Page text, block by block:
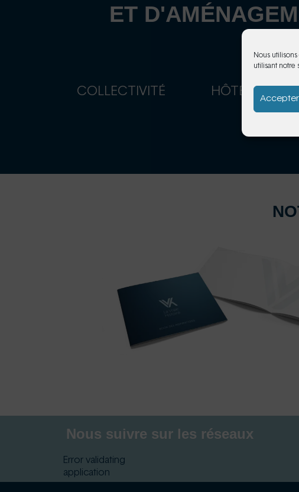
Nous
utilisant notre
Accepter
ET
COLLECTIVITÉ HÔTEL
Nous suivre sur les réseaux
Error validating
application